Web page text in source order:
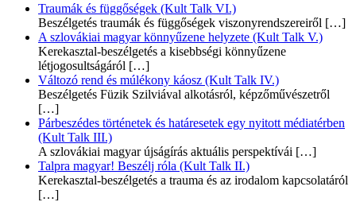
Traumák és függőségek (Kult Talk VI.)
Beszélgetés traumák és függőségek viszonyrendszereiről […]
A szlovákiai magyar könnyűzene helyzete (Kult Talk V.)
Kerekasztal-beszélgetés a kisebbségi könnyűzene
létjogosultságáról […]
Változó rend és múlékony káosz (Kult Talk IV.)
Beszélgetés Füzik Szilviával alkotásról, képzőművészetről
[…]
Párbeszédes történetek és határesetek egy nyitott médiatérben
(Kult Talk III.)
A szlovákiai magyar újságírás aktuális perspektívái […]
Talpra magyar! Beszélj róla (Kult Talk II.)
Kerekasztal-beszélgetés a trauma és az irodalom kapcsolatáról
[…]